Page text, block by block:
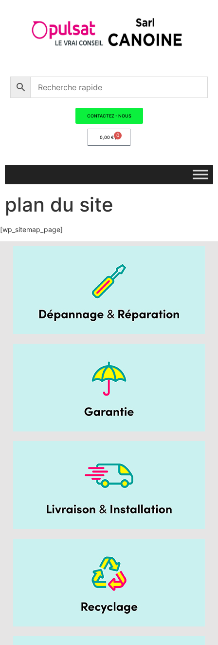
CONTACTEZ - NOUS
0,00€ 0
plan du site
[wp_sitemap_page]